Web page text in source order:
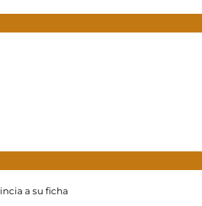
a su ficha